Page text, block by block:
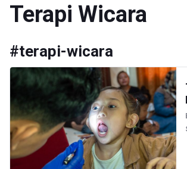
Terapi Wicara
#terapi-wicara